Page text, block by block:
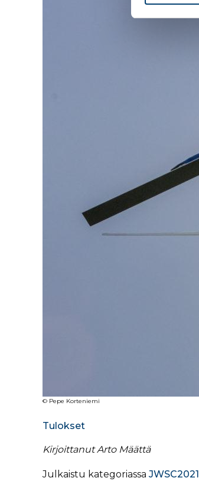
© Pepe Korteniemi
Tulokset
Kirjoittanut Arto Määttä
Julkaistu kategoriassa JWSC2021